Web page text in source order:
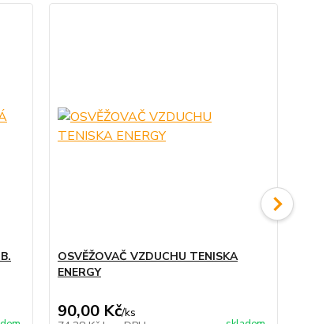
OSVĚŽOVAČ VZDUCHU TENISKA
ENERGY
90,00 Kč/ks